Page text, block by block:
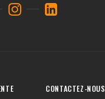
CONTACTEZ-NOUS